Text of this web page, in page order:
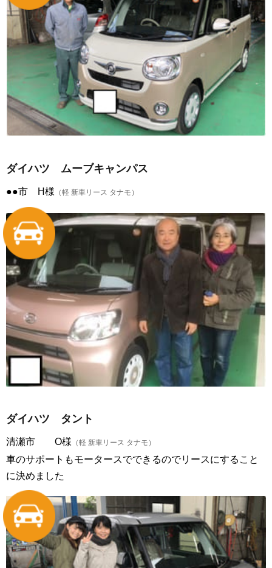
ダイハツ ムーブキャンパス
●●市 H様 （軽 新車リース タナモ）
ダイハツ タント
清瀬市 O様 （軽 新車リース タナモ）
車のサポートもモータースでできるのでリースにすること
に決めました